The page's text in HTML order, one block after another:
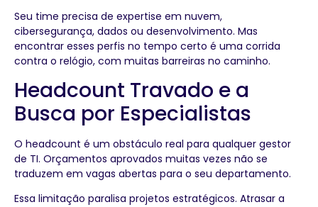
Seu time precisa de expertise em nuvem,
cibersegurança, dados ou desenvolvimento. Mas
encontrar esses perfis no tempo certo é uma corrida
contra o relógio, com muitas barreiras no caminho.
Headcount Travado e a
Busca por Especialistas
O headcount é um obstáculo real para qualquer gestor
de TI. Orçamentos aprovados muitas vezes não se
traduzem em vagas abertas para o seu departamento.
Essa limitação paralisa projetos estratégicos. Atrasar a